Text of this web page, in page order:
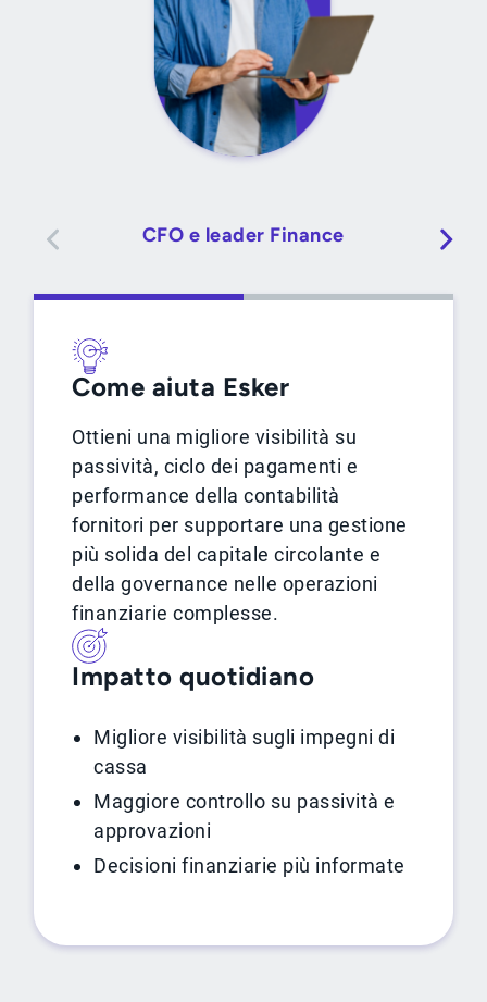
CFO e leader Finance
Come aiuta Esker
Ottieni una migliore visibilità su
passività, ciclo dei pagamenti e
performance della contabilità
fornitori per supportare una gestione
più solida del capitale circolante e
della governance nelle operazioni
finanziarie complesse.
Impatto quotidiano
Migliore visibilità sugli impegni di
cassa
Maggiore controllo su passività e
approvazioni
Decisioni finanziarie più informate